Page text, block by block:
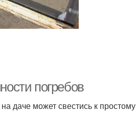
погребов
даче может свестись к простому